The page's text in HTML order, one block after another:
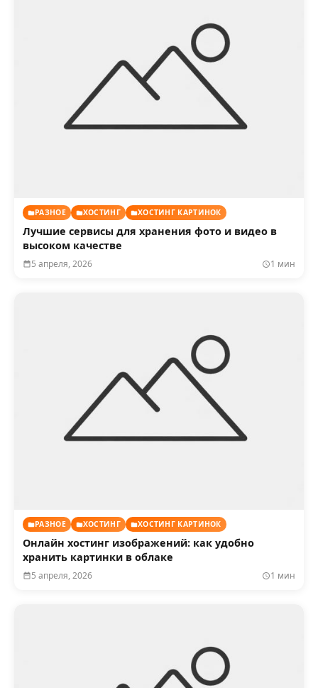
РАЗНОЕ ХОСТИНГ ХОСТИНГ КАРТИНОК
Лучшие сервисы для хранения фото и видео в
высоком качестве
5 апреля, 2026 1 мин
РАЗНОЕ ХОСТИНГ ХОСТИНГ КАРТИНОК
Онлайн хостинг изображений: как удобно
хранить картинки в облаке
5 апреля, 2026 1 мин